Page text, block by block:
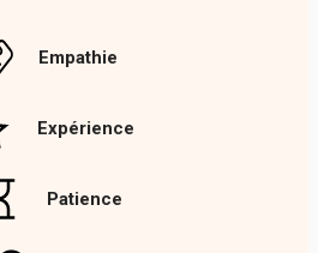
Empathie
Expérience
Patience